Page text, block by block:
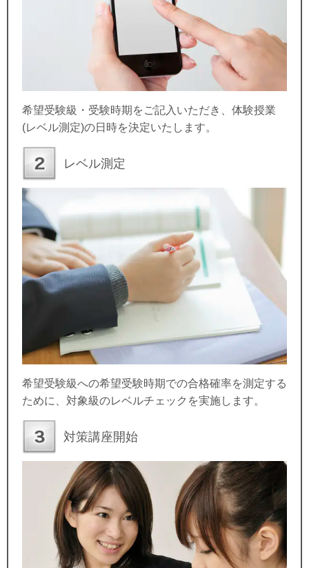
希望受験級・受験時期をご記入いただき、体験授業
(レベル測定)の日時を決定いたします。
レベル測定
希望受験級への希望受験時期での合格確率を測定する
ために、対象級のレベルチェックを実施します。
対策講座開始